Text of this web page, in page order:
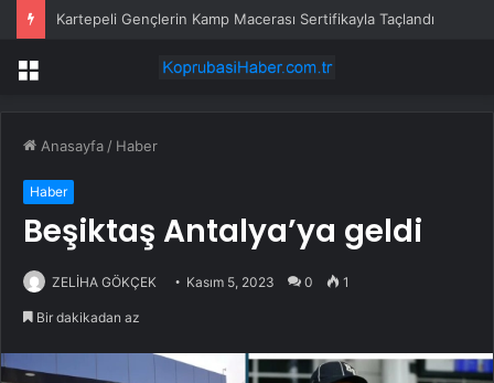
Kartepeli Gençlerin Kamp Macerası Sertifikayla Taçlandı
Menü
Anasayfa / Haber
Haber
Beşiktaş Antalya’ya geldi
ZELİHA GÖKÇEK Kasım 5, 2023 0 1
Bir dakikadan az